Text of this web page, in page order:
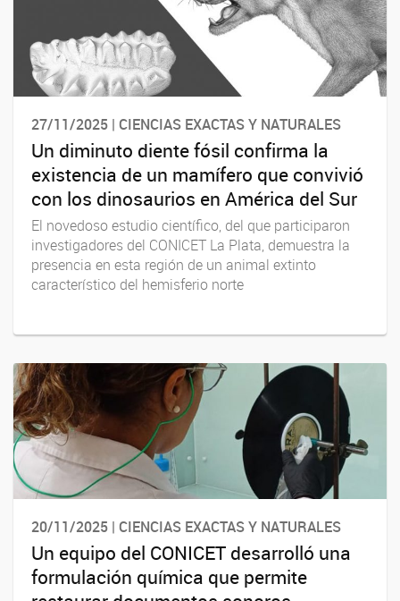
27/11/2025 | CIENCIAS EXACTAS Y NATURALES
Un diminuto diente fósil confirma la
existencia de un mamífero que convivió
con los dinosaurios en América del Sur
El novedoso estudio científico, del que participaron
investigadores del CONICET La Plata, demuestra la
presencia en esta región de un animal extinto
característico del hemisferio norte
20/11/2025 | CIENCIAS EXACTAS Y NATURALES
Un equipo del CONICET desarrolló una
formulación química que permite